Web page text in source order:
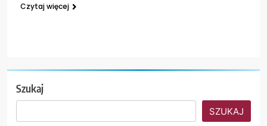
Czytaj więcej
Szukaj
SZUKAJ